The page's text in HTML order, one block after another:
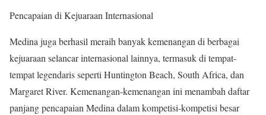
Pencapaian di Kejuaraan Internasional
Medina juga berhasil meraih banyak kemenangan di berbagai
kejuaraan selancar internasional lainnya, termasuk di tempat-
tempat legendaris seperti Huntington Beach, South Africa, dan
Margaret River. Kemenangan-kemenangan ini menambah daftar
panjang pencapaian Medina dalam kompetisi-kompetisi besar